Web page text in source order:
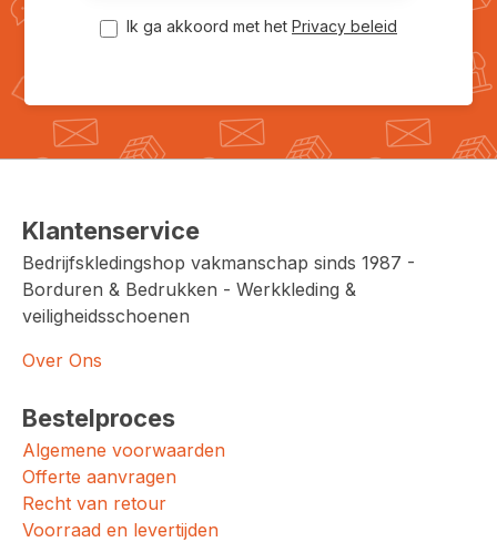
Ik ga akkoord met het Privacy beleid
Klantenservice
Bedrijfskledingshop vakmanschap sinds 1987 -
Borduren & Bedrukken - Werkkleding &
veiligheidsschoenen
Over Ons
Bestelproces
Algemene voorwaarden
Offerte aanvragen
Recht van retour
Voorraad en levertijden